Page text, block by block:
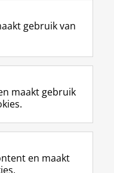
L
i
k
e
I
-
p
R
S
-
f
e
R
I
n
t
r
m
Y
o
T
e
k
gebruik van
maakt gebruik
en maakt